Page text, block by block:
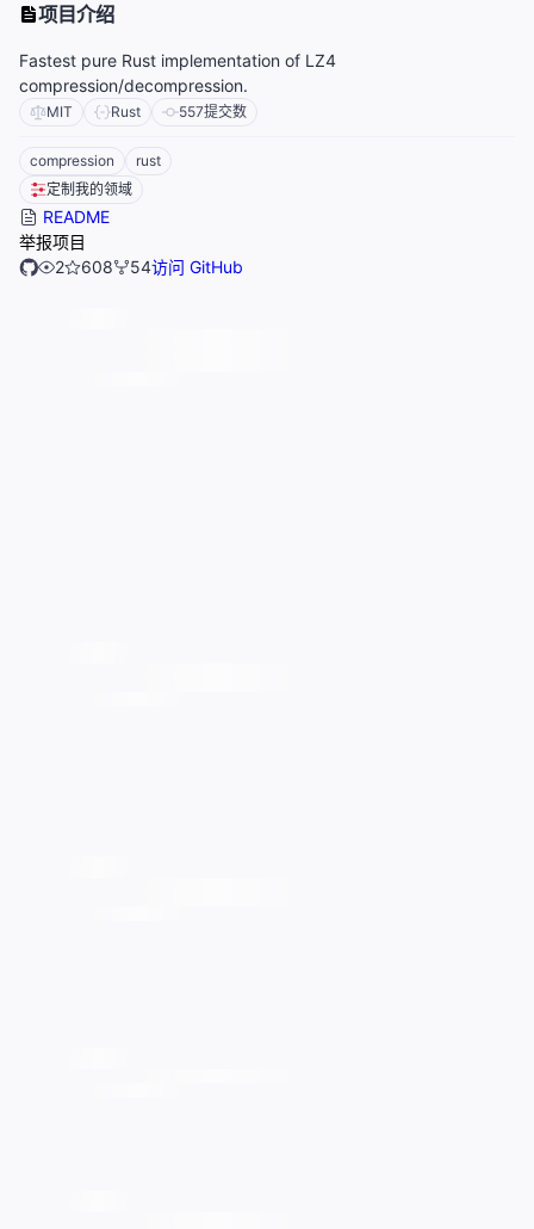
项目介绍
Fastest pure Rust implementation of LZ4
compression/decompression.
MIT Rust 557提交数
compression
rust
定制我的领域
README
举报项目
2
608 54访问 GitHub